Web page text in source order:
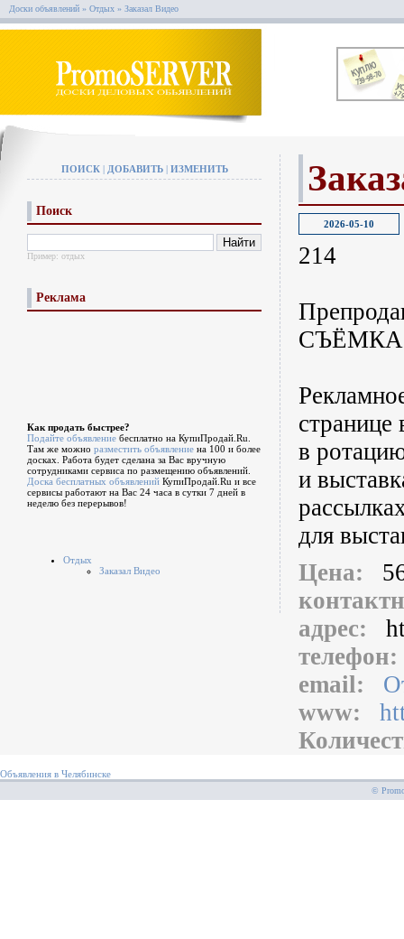
Доски объявлений » Отдых » Заказал Видео
ПОИСК| ДОБАВИТЬ| ИЗМЕНИТЬ
Поиск
Пример: отдых
Реклама
Как продать быстрее?
Подайте объявление бесплатно на КупиПродай.Ru.
Там же можно разместить объявление на 100 и более
досках. Работа будет сделана за Вас вручную
сотрудниками сервиса по размещению объявлений.
Доска бесплатных объявлений КупиПродай.Ru и все
сервисы работают на Вас 24 часа в сутки 7 дней в
неделю без перерывов!
Отдых
Заказал Видео
2026-05-10
214
странице
в
и
для
Цена:
адрес:
email:
www:
Объявления в Челябинске
©